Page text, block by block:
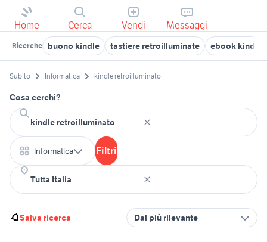
Home Cerca Vendi Messaggi
Ricerche buono kindle tastiere retroilluminate ebook kindle
Subito Informatica kindle retroilluminato
Cosa cerchi?
Informatica Filtri
Salva ricerca Dal più rilevante